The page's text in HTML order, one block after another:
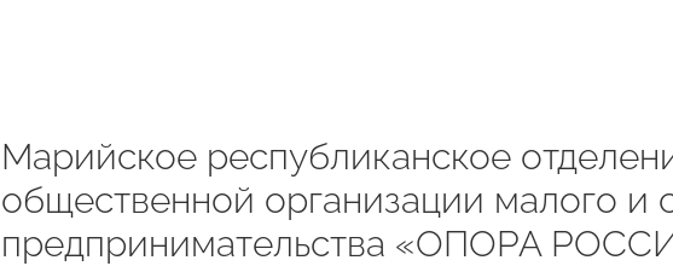
Марийское республиканское
общественной организации малого и
предпринимательства «ОПОРА